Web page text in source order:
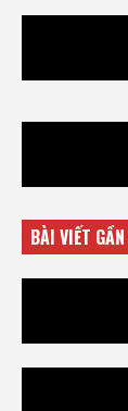
BÀI VIẾT